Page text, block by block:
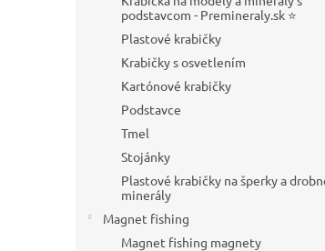
podstavcom - Premineraly.sk ⭐
Plastové krabičky
Krabičky s osvetlením
Kartónové krabičky
Podstavce
Tmel
Stojánky
Plastové krabičky na šperky a
minerály
Magnet fishing
Magnet fishing magnety